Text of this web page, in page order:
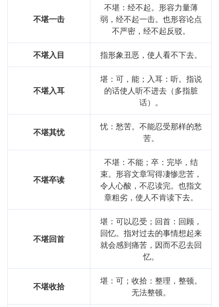
不堪一击
不堪：经不起。形容力量薄
弱，经不起一击。也形容论点
不严密，经不起反驳。
不堪入目 指形象丑恶，使人看不下去。
不堪入耳
堪：可，能；入耳：听。指说
的话使人听不进去（多指脏
话）。
不堪其忧
忧：愁苦。不能忍受那样的愁
苦。
不堪卒读
不堪：不能；卒：完毕，结
束。形容文章写得凄惨悲苦，
令人心酸，不忍读完。也指文
章粗劣，使人不肯读下去。
不堪回首
堪：可以忍受；回首：回顾，
回忆。指对过去的事情想起来
就会感到痛苦，因而不忍去回
忆。
不堪收拾
堪：可；收拾：整理，整顿。
无法整顿。